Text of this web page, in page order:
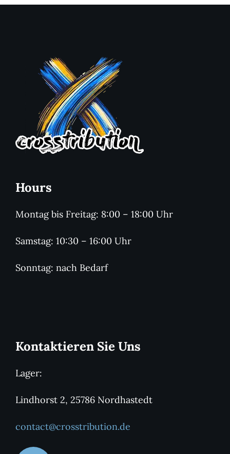
Hours
Montag bis Freitag: 8:00 – 18:00 Uhr
Samstag: 10:30 – 16:00 Uhr
Sonntag: nach Bedarf
Kontaktieren Sie Uns
Lager:
Lindhorst 2, 25786 Nordhastedt
contact@crosstribution.de